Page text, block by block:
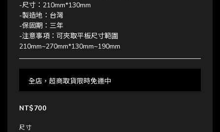
-尺寸：210mm*130mm
-製造地：台灣
-保固期：三年
-注意事項：可夾取平板尺寸範圍
210mm~270mm*130mm~190mm
全店，超商取貨限時免運中
NT$700
尺寸